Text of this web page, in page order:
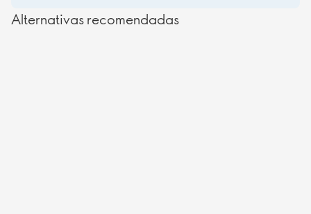
Alternativas recomendadas